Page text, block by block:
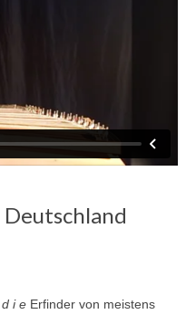
d i e Erfinder von meistens